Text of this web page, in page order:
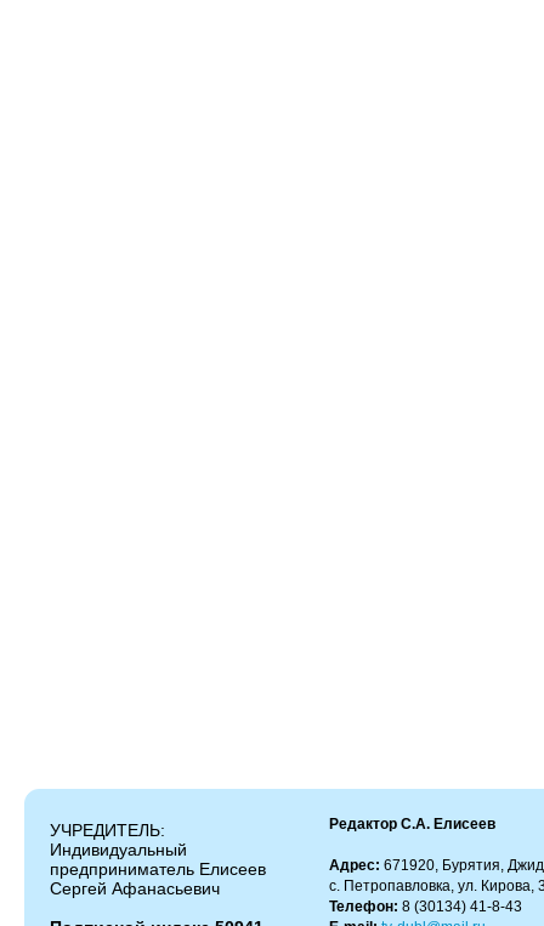
УЧРЕДИТЕЛЬ:
Индивидуальный
предприниматель Елисеев
Сергей Афанасьевич
Редактор С.А. Елисеев
Адрес: 671920, Бурятия,
с. Петропавловка, ул. Кирова,
Телефон: 8 (30134) 41-8-43